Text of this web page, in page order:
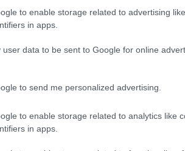
to enable storage related to advertising
in apps.
user data to be sent to Google for online
to send me personalized advertising.
to enable storage related to analytics like
in apps.